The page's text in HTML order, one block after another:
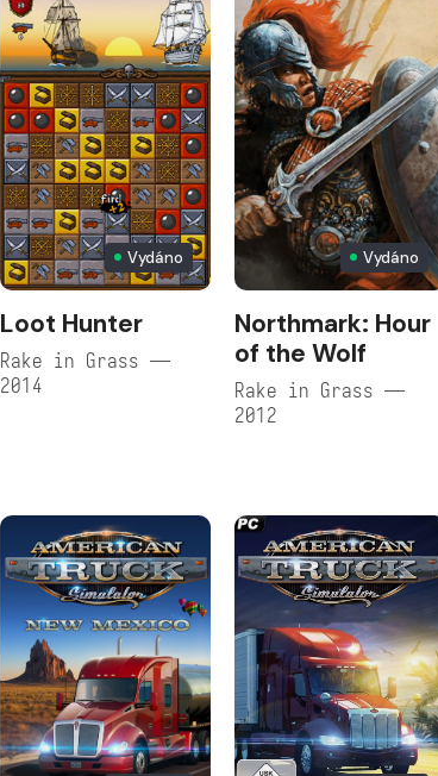
Vydáno
Loot Hunter
Rake in Grass —
2014
Vydáno
Northmark: Hour
of the Wolf
Rake in Grass —
2012